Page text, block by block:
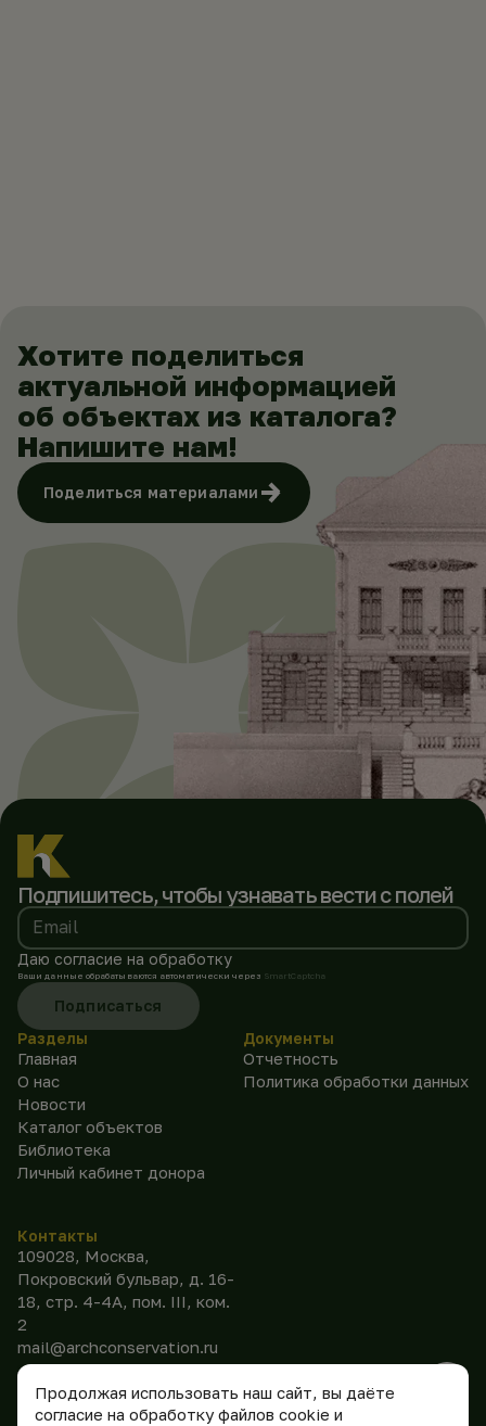
Хотите поделиться
актуальной информацией
об объектах из каталога?
Напишите нам!
Поделиться материалами
Подпишитесь, чтобы узнавать вести с полей
Email
Даю согласие на обработку
Ваши данные обрабатываются автоматически через SmartCaptcha
Подписаться
Разделы
Главная
О нас
Новости
Каталог объектов
Библиотека
Личный кабинет донора
Документы
Отчетность
Политика обработки данных
Контакты
109028, Москва,
Покровский бульвар, д. 16-
18, стр. 4-4А, пом. III, ком.
2
mail@archconservation.ru
Продолжая использовать наш сайт, вы даёте
согласие на обработку файлов cookie и